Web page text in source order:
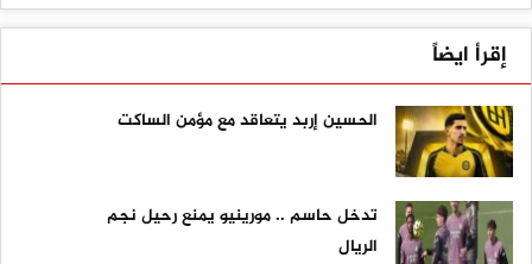
إقرأ ايضاً
الحسين إربد يتعاقد مع مؤمن الساكت
تدخل حاسم .. مورينيو يمنع رحيل نجم
الريال